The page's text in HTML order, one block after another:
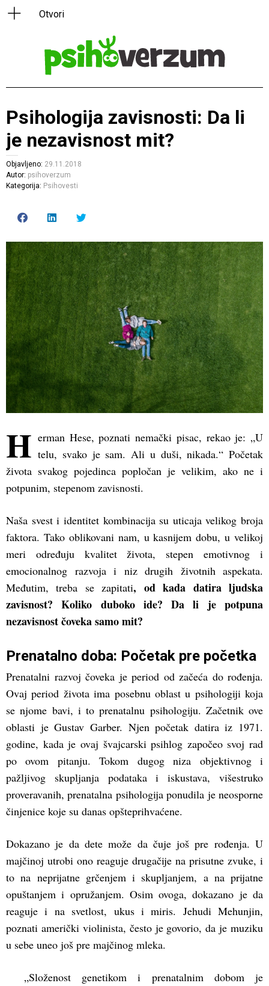
Psihologija zavisnosti: Da li
je nezavisnost mit?
Objavljeno: 29.11.2018
Autor: psihoverzum
Kategorija: Psihovesti
share
Facebook
(Opens
in
new
window)
LinkedIn
(Opens
in
new
window)
Twitter
(Opens
in
new
window)
H erman Hese, poznati nemački pisac, rekao je: „U
telu, svako je sam. Ali u duši, nikada.“ Početak
života svakog pojedinca popločan je velikim, ako ne i
potpunim, stepenom zavisnosti.
Naša svest i identitet kombinacija su uticaja velikog broja
faktora. Tako oblikovani nam, u kasnijem dobu, u velikoj
meri određuju kvalitet života, stepen emotivnog i
emocionalnog razvoja i niz drugih životnih aspekata.
Međutim, treba se zapitati, od kada datira ljudska
zavisnost? Koliko duboko ide? Da li je potpuna
nezavisnost čoveka samo mit?
Prenatalno doba: Početak pre početka
Prenatalni razvoj čoveka je period od začeća do rođenja.
Ovaj period života ima posebnu oblast u psihologiji koja
se njome bavi, i to prenatalnu psihologiju. Začetnik ove
oblasti je Gustav Garber. Njen početak datira iz 1971.
godine, kada je ovaj švajcarski psihlog započeo svoj rad
po ovom pitanju. Tokom dugog niza objektivnog i
pažljivog skupljanja podataka i iskustava, višestruko
proveravanih, prenatalna psihologija ponudila je neosporne
činjenice koje su danas opšteprihvaćene.
Dokazano je da dete može da čuje još pre rođenja. U
majčinoj utrobi ono reaguje drugačije na prisutne zvuke, i
to na neprijatne grčenjem i skupljanjem, a na prijatne
opuštanjem i opružanjem. Osim ovoga, dokazano je da
reaguje i na svetlost, ukus i miris. Jehudi Mehunjin,
poznati američki violinista, često je govorio, da je muziku
u sebe uneo još pre majčinog mleka.
„Složenost genetikom i prenatalnim dobom je